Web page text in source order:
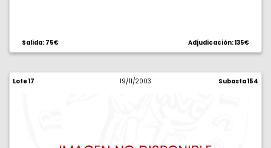
Salida: 75€ Adjudicación: 135€
Lote 17 19/11/2003 Subasta 154